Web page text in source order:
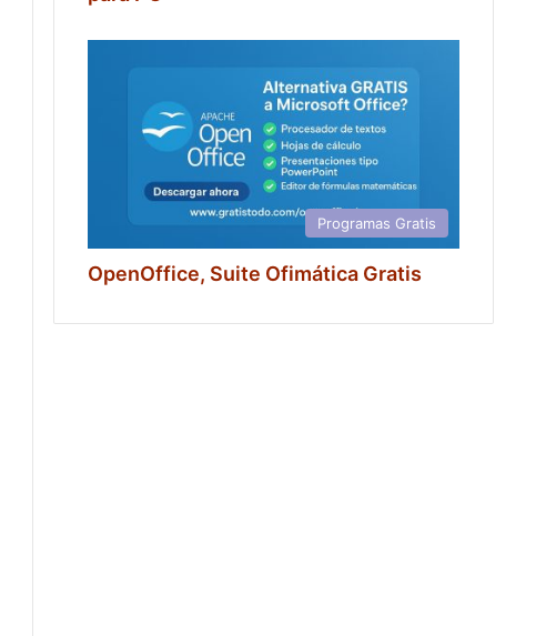
Programas Gratis
OpenOffice, Suite Ofimática Gratis